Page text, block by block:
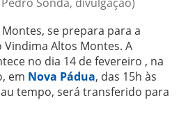
se prepara para a
Altos Montes. A
no dia 14 de fevereiro , na
em Nova Pádua, das 15h às
tempo, será transferido para